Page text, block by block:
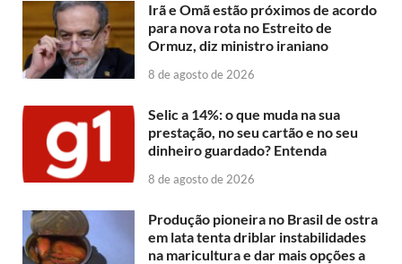
Irã e Omã estão próximos de acordo
para nova rota no Estreito de
Ormuz, diz ministro iraniano
8 de agosto de 2026
Selic a 14%: o que muda na sua
prestação, no seu cartão e no seu
dinheiro guardado? Entenda
8 de agosto de 2026
Produção pioneira no Brasil de ostra
em lata tenta driblar instabilidades
na maricultura e dar mais opções a